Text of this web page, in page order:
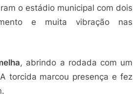
o estádio municipal com dois
e muita vibração nas
, abrindo a rodada com um
torcida marcou presença e fez